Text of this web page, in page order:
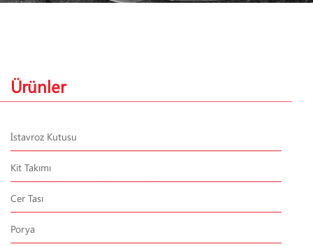
Ürünler
İstavroz Kutusu
Kit Takımı
Cer Tası
Porya